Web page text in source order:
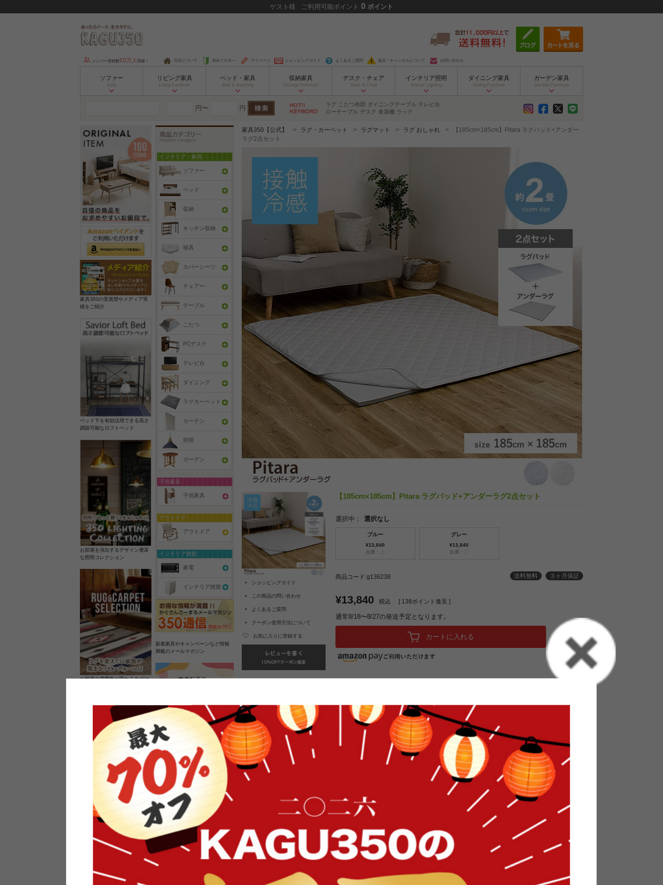
ゲスト 様 ご利用可能ポイント 0 ポイント
メンバー登録数 50万人 突破！ 当店について 初めての方へ マイページ ショッピングガイド よくあるご質問 返品・キャンセルについて お問い合わせ
ソファー
Sofa
リビング家具
Living Furniture
ベッド・家具
Bed & Bedding
収納家具
Storage Furniture
デスク・チェア
Desk & Chair
インテリア照明
Interior Lighting
ダイニング家具
Dining Furniture
ガーデン家具
Garden Furniture
円〜 円 ラグ こたつ布団 ダイニングテーブル テレビ台
ローテーブル デスク 食器棚 ラック
家具350の受賞歴やメディア実
績をご紹介
ベッド下を有効活用できる高さ
調節可能なロフトベッド
お部屋を演出するデザイン豊富
な照明コレクション
お部屋の雰囲気が変わるラグマ
素材の良さを活かしたウッドソ
ケットのペンダントライト
インフォメーション
よくあるご質問
インテリア・家具
ソファー
ベッド
収納
キッチン収納
寝具
カバーシーツ
チェアー
テーブル
こたつ
PCデスク
テレビ台
ダイニング
ラグカーペット
カーテン
照明
ガーデン
子供家具
子供家具
アウトドア
アウトドア
インテリア雑貨
家電
インテリア雑貨
新着家具やキャンペーンなど情報
満載のメールマガジン
家具のレビューを書くと10%OFFク
ーポンプレゼント
オフィスやモデルハウスなどイン
家具350【公式】 ラグ・カーペット ラグマット ラグ おしゃれ
【185cm×185cm】Pitara ラグパッド+アンダー
ラグ2点セット
ショッピングガイド
この商品の問い合わせ
よくあるご質問
クーポン使用方法について
お気に入りに登録する
【185cm×185cm】Pitara ラグパッド+アンダーラグ2点セット
選択中： 選択なし
ブルー
¥13,840
在庫：△
グレー
¥13,840
在庫：〇
商品コード g136238 送料無料 ３ヶ月保証
¥13,840 税込 [ 138ポイント進呈 ]
通常8/18〜8/27の発送予定となります。
カートに入れる
防止 厚手 すべり止め 洗濯 丸洗い 洗濯できる ウォッシャブル ひんやり 冷たい 冷感
夏用 接触冷感 クール 節電 リビング
ピタッとズレずに密着してくれる『Pitara(ピターラ)』ラグパッド+アンダーラグ2点セ
ット。吸いつくような密着感で、ラグのズレ問題もラクラク解決。折り返しても落ち
にくく、掃除機掛けもスムーズにしていただけます。またラグはひんやり気持ちのい
い接触冷感生地を使用。寝苦しい夏の夜も快適に過ごすことが可能です。さらにアン
ダーラグは高反発で寝転がっても床つき感なく、しっかりとしたウレタン仕様で防音
対策にも最適。小さなお子様がいるご家庭でも安心してお使いいただけます。